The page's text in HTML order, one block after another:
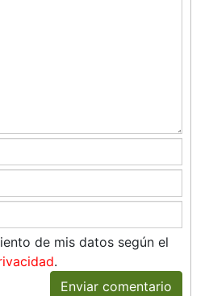
de mis datos según el
.
Enviar comentario